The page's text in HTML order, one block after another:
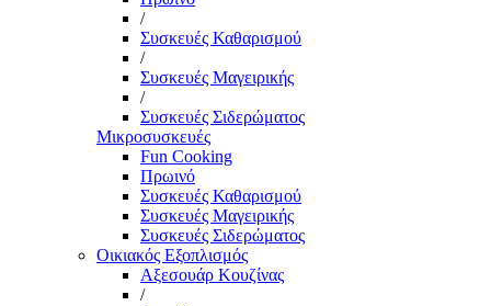
/
Συσκευές Καθαρισμού
/
Συσκευές Μαγειρικής
/
Συσκευές Σιδερώματος
Μικροσυσκευές
Fun Cooking
Πρωινό
Συσκευές Καθαρισμού
Συσκευές Μαγειρικής
Συσκευές Σιδερώματος
Οικιακός Εξοπλισμός
Αξεσουάρ Κουζίνας
/